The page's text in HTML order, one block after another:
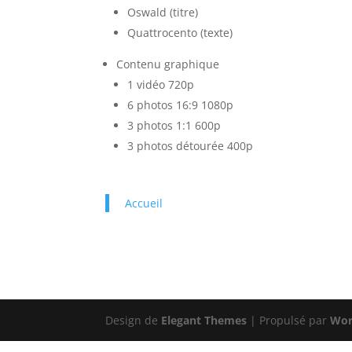
Oswald (titre)
Quattrocento (texte)
Contenu graphique
1 vidéo 720p
6 photos 16:9 1080p
3 photos 1:1 600p
3 photos détourée 400p
Accueil
Design de Elegant Themes | Propulsé par